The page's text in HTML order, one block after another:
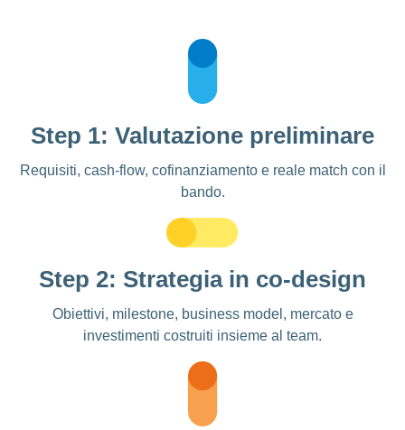
Step 1: Valutazione preliminare
Requisiti, cash-flow, cofinanziamento e reale match con il
bando.
Step 2: Strategia in co-design
Obiettivi, milestone, business model, mercato e
investimenti costruiti insieme al team.